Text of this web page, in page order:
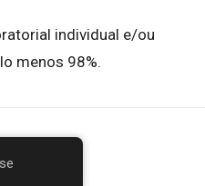
individual e/ou
menos 98%.